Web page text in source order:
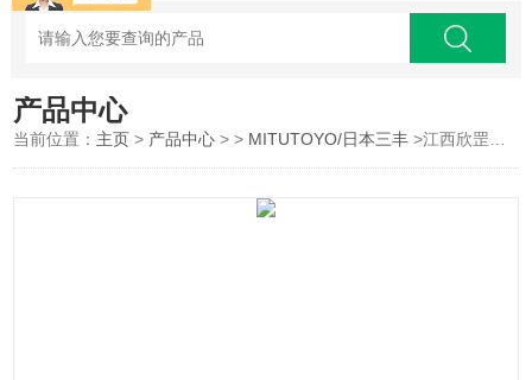
产品中心
当前位置： 主页 > 产品中心 > > MITUTOYO/日本三丰 >江西欣罡科技供应MITUTOYO三丰游标卡尺